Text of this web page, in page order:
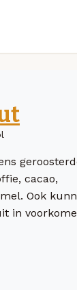
cacao,
Ook
in